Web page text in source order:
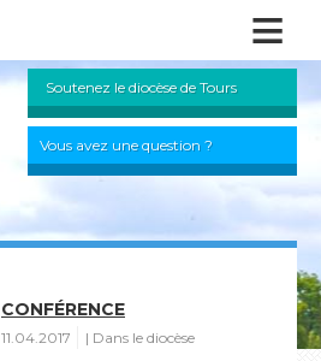
≡
Soutenez le diocèse de Tours
Vous avez une question ?
CONFÉRENCE
11.04.2017
Dans le diocèse